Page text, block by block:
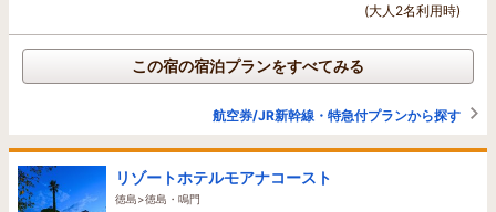
(大人2名利用時)
この宿の宿泊プランをすべてみる
航空券/JR新幹線・特急付プランから探す
リゾートホテルモアナコースト
徳島>徳島・鳴門